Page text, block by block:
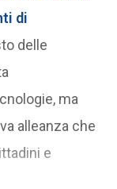
di
delle
ma
alleanza che
e